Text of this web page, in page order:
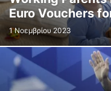
Euro Vouchers
1 Νοεμβρίου 2023